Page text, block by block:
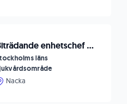
Biträdande enhetschef till Neuropsykiatrisk mottagning Hagsätra
läns
Nacka